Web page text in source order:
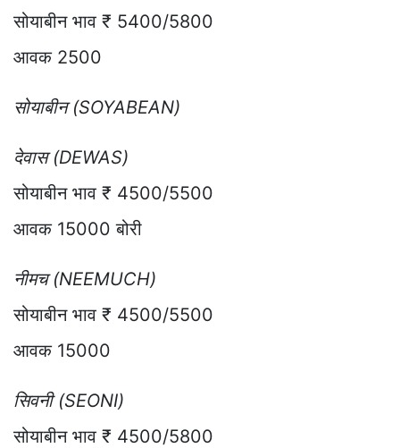
सोयाबीन भाव ₹ 5400/5800
आवक 2500
सोयाबीन (SOYABEAN)
देवास (DEWAS)
सोयाबीन भाव ₹ 4500/5500
आवक 15000 बोरी
नीमच (NEEMUCH)
सोयाबीन भाव ₹ 4500/5500
आवक 15000
सिवनी (SEONI)
सोयाबीन भाव ₹ 4500/5800